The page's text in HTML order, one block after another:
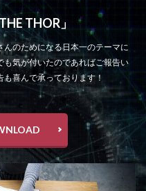
THOR」
のためになる日本一のテーマに
も気が付いたのであればご報告い
喜んで承っております！